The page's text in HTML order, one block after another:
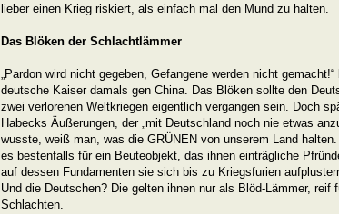
lieber einen Krieg riskiert, als einfach mal den Mund zu halten.
Das Blöken der Schlachtlämmer
„Pardon wird nicht gegeben, Gefangene werden nicht gemacht!“
deutsche Kaiser damals gen China. Das Blöken sollte den
zwei verlorenen Weltkriegen eigentlich vergangen sein. Doch
Habecks Äußerungen, der „mit Deutschland noch nie etwas
wusste, weiß man, was die GRÜNEN von unserem Land
es bestenfalls für ein Beuteobjekt, das ihnen einträgliche
auf dessen Fundamenten sie sich bis zu Kriegsfurien
Und die Deutschen? Die gelten ihnen nur als Blöd-Lämmer, reif
Schlachten.